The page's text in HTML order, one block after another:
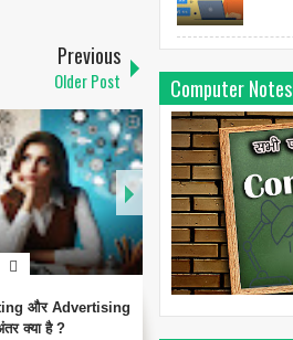
Previous
Older Post
Random Sampling क्या है?
Computer Notes